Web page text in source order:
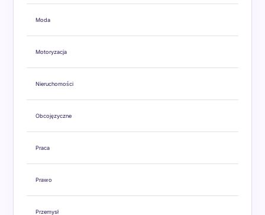
Moda
Motoryzacja
Nieruchomości
Obcojęzyczne
Praca
Prawo
Przemysł